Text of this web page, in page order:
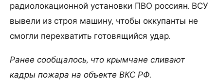
радиолокационной установки ПВО россиян. ВСУ
вывели из строя машину, чтобы оккупанты не
смогли перехватить готовящийся удар.
Ранее сообщалось, что крымчане сливают
кадры пожара на объекте ВКС РФ.